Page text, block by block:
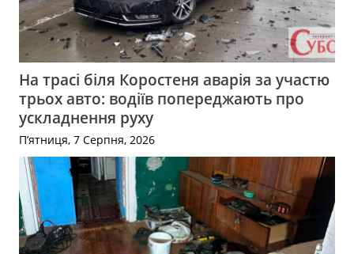
На трасі біля Коростеня аварія за участю
трьох авто: водіїв попереджають про
ускладнення руху
П’ятниця, 7 Серпня, 2026